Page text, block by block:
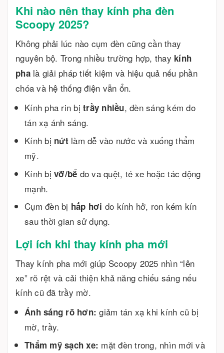
Khi nào nên thay kính pha đèn
Scoopy 2025?
Không phải lúc nào cụm đèn cũng cần thay
nguyên bộ. Trong nhiều trường hợp, thay kính
phalà giải pháp tiết kiệm và hiệu quả nếu phần
chóa và hệ thống điện vẫn ổn.
Kính pha rin bị trầy nhiều, đèn sáng kém do
tán xạ ánh sáng.
Kính bị nứt làm dễ vào nước và xuống thẩm
mỹ.
Kính bị vỡ/bể do va quệt, té xe hoặc tác động
mạnh.
Cụm đèn bị hấp hơi do kính hở, ron kém kín
sau thời gian sử dụng.
Lợi ích khi thay kính pha mới
Thay kính pha mới giúp Scoopy 2025 nhìn “lên
xe” rõ rệt và cải thiện khả năng chiếu sáng nếu
kính cũ đã trầy mờ.
Ánh sáng rõ hơn: giảm tán xạ khi kính cũ bị
mờ, trầy.
Thẩm mỹ sạch xe: mặt đèn trong, nhìn mới và